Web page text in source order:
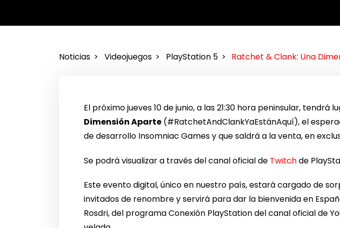
Noticias Videojuegos PlayStation 5 Ratchet & Clank: Una
El próximo jueves 10 de junio, a las 21:30 hora peninsular, tendrá
Dimensión Aparte (#RatchetAndClankYaEstánAquí), el
de desarrollo Insomniac Games y que saldrá a la venta, en
Se podrá visualizar a través del canal oficial de Twitchde
Este evento digital, único en nuestro país, estará cargado de
invitados de renombre y servirá para dar la bienvenida en
Rosdri, del programa Conexión PlayStation del canal oficial de